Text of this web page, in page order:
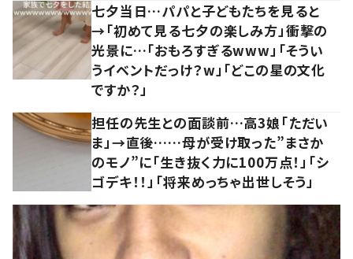
七夕当日…パパと子どもたちを見ると
→「初めて見る七夕の楽しみ方」衝撃の
光景に…「おもろすぎるwww」「そうい
うイベントだっけ？w」「どこの星の文化
ですか？」
担任の先生との面談前…高3娘「ただい
ま」→直後……母が受け取った”まさか
のモノ”に「生き抜く力に100万点！」「シ
ゴデキ！！」「将来めっちゃ出世しそう」